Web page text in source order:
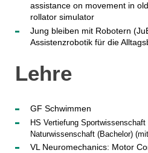
assistance on movement in
rollator simulator
Jung bleiben mit Robotern
Assistenzrobotik für die
Lehre
GF Schwimmen
HS Vertiefung
Naturwissenschaft (Bachelor)
VL Neuromechanics: Motor